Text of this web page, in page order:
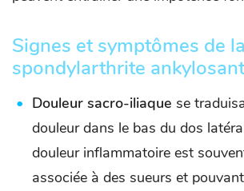
Signes et symptômes de la
spondylarthrite
Douleur sacro-iliaque se
douleur dans le bas du dos
douleur inflammatoire est
associée à des sueurs et